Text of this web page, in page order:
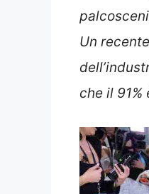
Un
che il